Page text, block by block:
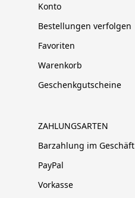
Konto
Bestellungen verfolgen
Favoriten
Warenkorb
Geschenkgutscheine
ZAHLUNGSARTEN
Barzahlung im Geschäft
PayPal
Vorkasse